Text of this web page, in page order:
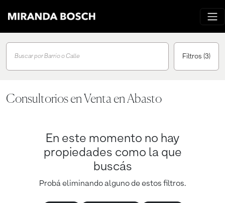
Buscar por Barrio o Calle Filtros (3)
Consultorios en Venta en Abasto
En este momento no hay
propiedades como la que
buscás
Probá eliminando alguno de estos filtros.